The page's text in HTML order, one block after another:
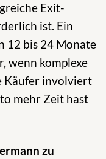
Exit-
ist. Ein
12 bis 24 Monate
wenn komplexe
Käufer involviert
mehr Zeit hast
zu